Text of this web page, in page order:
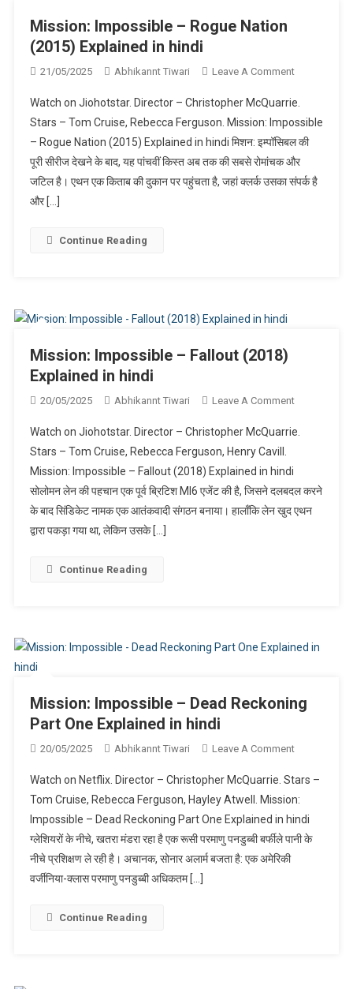
Mission: Impossible – Rogue Nation
(2015) Explained in hindi
21/05/2025 Abhikannt Tiwari Leave A CommentOn
Impossible
–
Rogue
Nation
(2015)
Watch on Jiohotstar. Director – Christopher McQuarrie.
Stars – Tom Cruise, Rebecca Ferguson. Mission: Impossible
– Rogue Nation (2015) Explained in hindi मिशन: इम्पॉसिबल की
पूरी सीरीज देखने के बाद, यह पांचवीं किस्त अब तक की सबसे रोमांचक और
जटिल है। एथन एक किताब की दुकान पर पहुंचता है, जहां क्लर्क उसका संपर्क है
और […]
Continue Reading
Mission: Impossible – Fallout (2018)
Explained in hindi
20/05/2025 Abhikannt Tiwari Leave A CommentOn
Impossible
(2018)
Explained
Watch on Jiohotstar. Director – Christopher McQuarrie.
Stars – Tom Cruise, Rebecca Ferguson, Henry Cavill.
Mission: Impossible – Fallout (2018) Explained in hindi
सोलोमन लेन की पहचान एक पूर्व ब्रिटिश MI6 एजेंट की है, जिसने दलबदल करने
के बाद सिंडिकेट नामक एक आतंकवादी संगठन बनाया। हालाँकि लेन खुद एथन
द्वारा पकड़ा गया था, लेकिन उसके […]
Continue Reading
Mission: Impossible – Dead Reckoning
Part One Explained in hindi
20/05/2025 Abhikannt Tiwari Leave A CommentOn
Impossible
–
Dead
Reckoning
Watch on Netflix. Director – Christopher McQuarrie. Stars –
Tom Cruise, Rebecca Ferguson, Hayley Atwell. Mission:
Impossible – Dead Reckoning Part One Explained in hindi
ग्लेशियरों के नीचे, खतरा मंडरा रहा है एक रूसी परमाणु पनडुब्बी बर्फीले पानी के
नीचे प्रशिक्षण ले रही है। अचानक, सोनार अलार्म बजता है: एक अमेरिकी
वर्जीनिया-क्लास परमाणु पनडुब्बी अधिकतम […]
Continue Reading